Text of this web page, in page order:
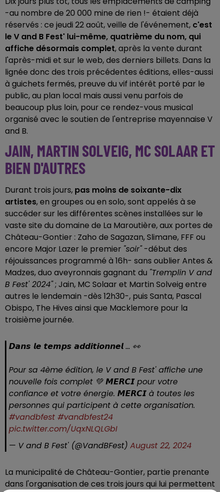
-au nombre de 20 000 mine de rien !- étaient déjà
réservés : ce jeudi 22 août, veille de l'événement, c'est
le V and B Fest' lui-même, quatrième du nom, qui
affiche désormais complet, après la vente durant
l'après-midi et sur le web, des derniers billets. Dans la
lignée donc des trois précédentes éditions, elles-aussi
à guichets fermés, preuve du vif intérêt porté par le
public, au plan local mais aussi venu parfois de
beaucoup plus loin, pour ce rendez-vous musical
organisé avec le soutien de l'entreprise mayennaise V
and B.
JAIN, MARTIN SOLVEIG, MC SOLAAR ET
BIEN D'AUTRES
Durant trois jours, pas moins de soixante-dix
artistes, en groupes ou en solo, sont appelés à se
succéder sur les différentes scènes installées sur le
vaste site du domaine de La Maroutière, aux portes de
Château-Gontier : Zaho de Sagazan, Slimane, FFF ou
encore Major Lazer le premier "soir"-début des
réjouissances programmé à 16h- sans oublier Antes &
Madzes, duo aveyronnais gagnant du "Tremplin V and
B Fest' 2024"; Jain, MC Solaar et Martin Solveig entre
autres le lendemain -dès 12h30-, puis Santa, Pascal
Obispo, The Hives ainsi que Macklemore pour la
troisième journée.
𝘿𝙖𝙣𝙨 𝙡𝙚 𝙩𝙚𝙢𝙥𝙨 𝙖𝙙𝙙𝙞𝙩𝙞𝙤𝙣𝙣𝙚𝙡 ... 👀
Pour sa 4ème édition, le V and B Fest' affiche une
nouvelle fois complet 💚 𝙈𝙀𝙍𝘾𝙄 pour votre
confiance et votre énergie. 𝙈𝙀𝙍𝘾𝙄 à toutes les
personnes qui participent à cette organisation.
#vandbfest #vandbfest24
pic.twitter.com/UqxNLQLGbI
— V and B Fest' (@VandBFest) August 22, 2024
La municipalité de Château-Gontier, partie prenante
dans l'organisation de ces trois jours qui lui permettent